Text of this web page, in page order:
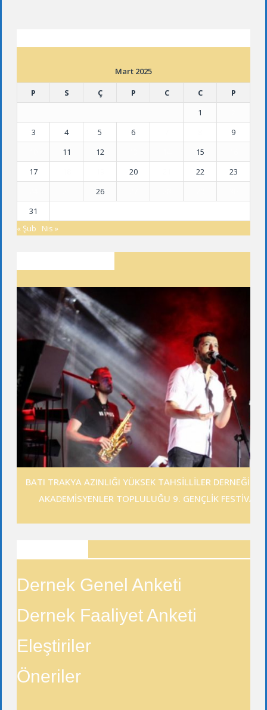
Mart 2025
P
S Ç P C C
P
1
3
4 5 6
9
11 12 15
17
20 22
23
26
31
« Şub
Nis »
BATI TRAKYA AZINLIĞI YÜKSEK TAHSİLLİLER DERNEĞİ
AKADEMİSYENLER TOPLULUĞU 9. GENÇLİK FESTİVALİ
Dernek Genel Anketi
Dernek Faaliyet Anketi
Eleştiriler
Öneriler